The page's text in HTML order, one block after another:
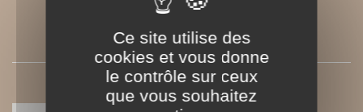
SOMMAIRE
Ce site utilise des
cookies et vous donne
le contrôle sur ceux
que vous souhaitez